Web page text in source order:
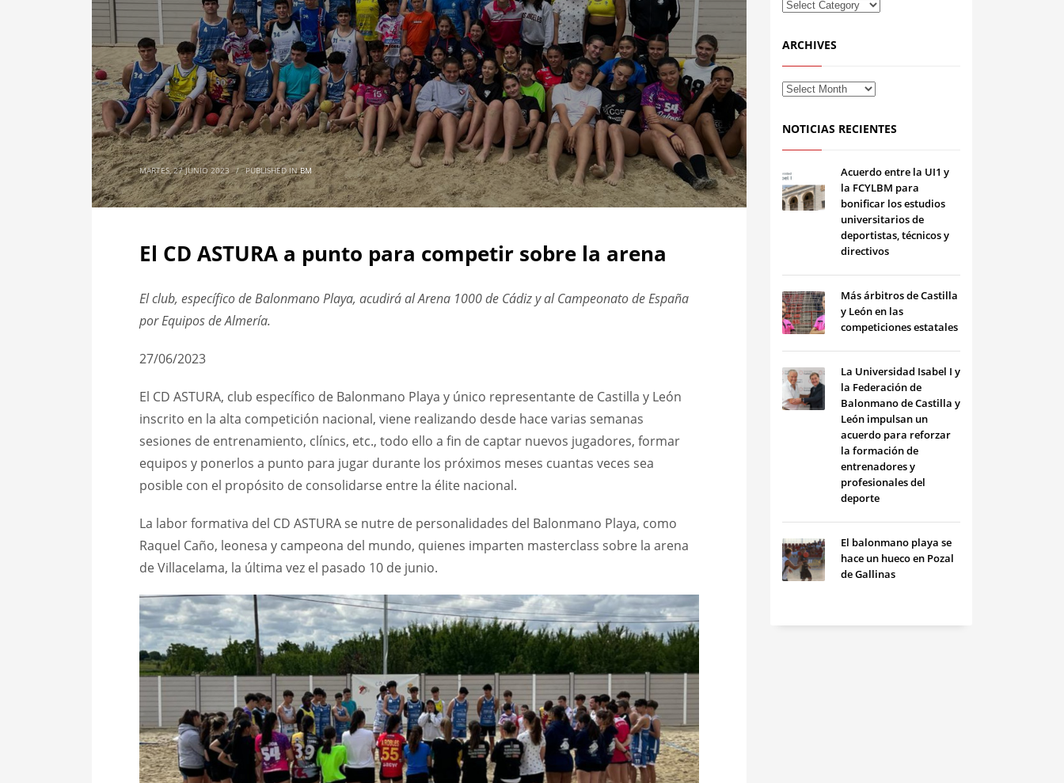
MARTES, 27 JUNIO 2023 / PUBLISHED INBM
El CD ASTURA a punto para competir sobre la arena
El club, específico de Balonmano Playa, acudirá al Arena 1000 de Cádiz y al Campeonato de España
por Equipos de Almería.
27/06/2023
El CD ASTURA, club específico de Balonmano Playa y único representante de Castilla y León
inscrito en la alta competición nacional, viene realizando desde hace varias semanas
sesiones de entrenamiento, clínics, etc., todo ello a fin de captar nuevos jugadores, formar
equipos y ponerlos a punto para jugar durante los próximos meses cuantas veces sea
posible con el propósito de consolidarse entre la élite nacional.
La labor formativa del CD ASTURA se nutre de personalidades del Balonmano Playa, como
Raquel Caño, leonesa y campeona del mundo, quienes imparten masterclass sobre la arena
de Villacelama, la última vez el pasado 10 de junio.
ARCHIVES
NOTICIAS RECIENTES
Acuerdo entre la UI1 y
la FCYLBM para
bonificar los estudios
universitarios de
deportistas, técnicos y
directivos
Más árbitros de Castilla
y León en las
competiciones estatales
La Universidad Isabel I y
la Federación de
Balonmano de Castilla y
León impulsan un
acuerdo para reforzar
la formación de
entrenadores y
profesionales del
deporte
El balonmano playa se
hace un hueco en Pozal
de Gallinas